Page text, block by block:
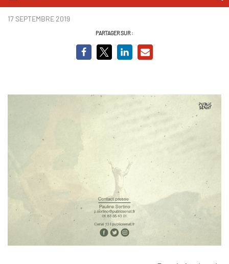
17 SEPTEMBRE 2019
PARTAGER SUR :